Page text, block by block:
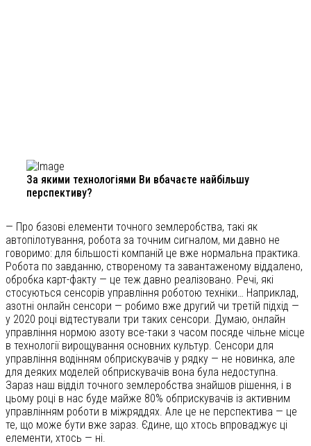
За якими технологіями Ви вбачаєте найбільшу
перспективу?
— Про базові елементи точного землеробства, такі як
автопілотування, робота за точним сигналом, ми давно не
говоримо: для більшості компаній це вже нормальна практика.
Робота по завданню, створеному та завантаженому віддалено,
обробка карт-факту — це теж давно реалізовано. Речі, які
стосуються сенсорів управління роботою техніки… Наприклад,
азотні онлайн сенсори — робимо вже другий чи третій підхід —
у 2020 році відтестували три таких сенсори. Думаю, онлайн
управління нормою азоту все-таки з часом посяде чільне місце
в технології вирощування основних культур. Сенсори для
управління водінням обприскувачів у рядку — не новинка, але
для деяких моделей обприскувачів вона була недоступна.
Зараз наш відділ точного землеробства знайшов рішення, і в
цьому році в нас буде майже 80% обприскувачів із активним
управлінням роботи в міжряддях. Але це не перспектива — це
те, що може бути вже зараз. Єдине, що хтось впроваджує ці
елементи, хтось — ні.